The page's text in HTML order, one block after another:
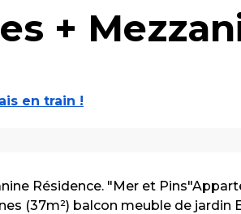
+
en train !
Résidence. "Mer et
(37m²) balcon meuble de jardin